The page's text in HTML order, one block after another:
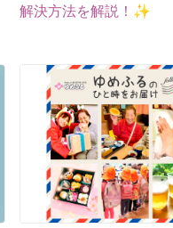
解決方法を解説！✨